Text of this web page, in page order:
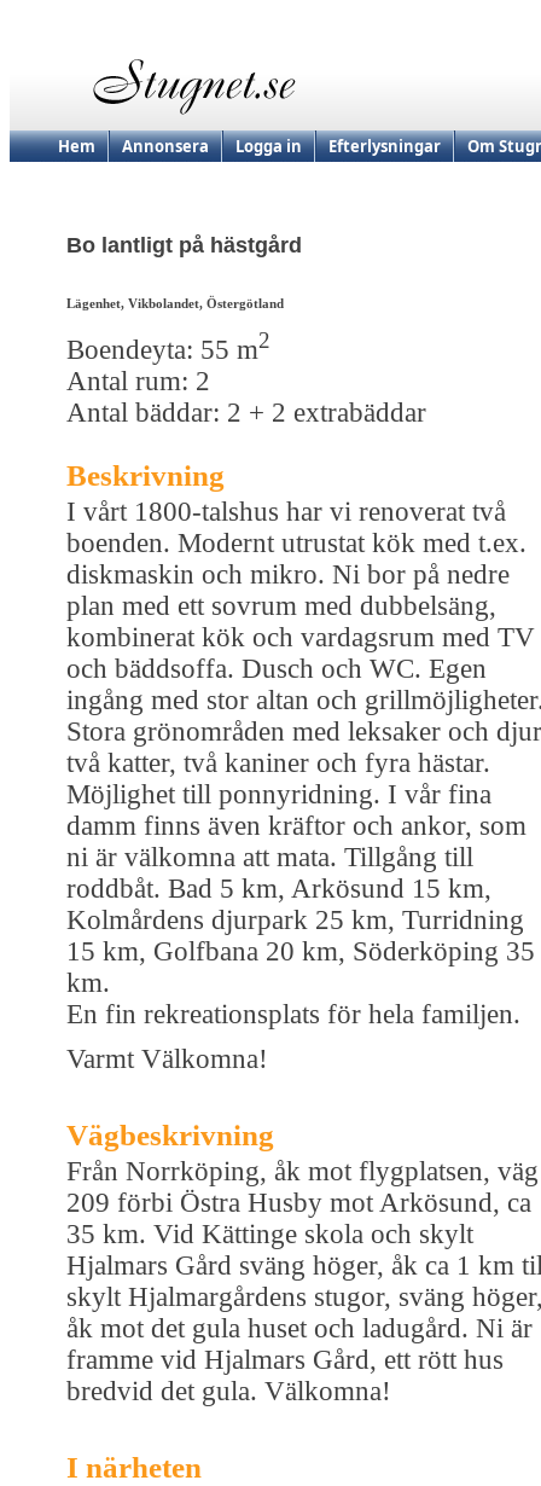
Hem Annonsera Logga in Efterlysningar Om
Bo lantligt på hästgård
Lägenhet, Vikbolandet, Östergötland
Boendeyta: 55 m2
Antal rum: 2
Antal bäddar: 2 + 2 extrabäddar
Beskrivning
I vårt 1800-talshus har vi renoverat två
boenden. Modernt utrustat kök med t.ex.
diskmaskin och mikro. Ni bor på nedre
plan med ett sovrum med dubbelsäng,
kombinerat kök och vardagsrum med TV
och bäddsoffa. Dusch och WC. Egen
ingång med stor altan och
Stora grönområden med leksaker och
två katter, två kaniner och fyra hästar.
Möjlighet till ponnyridning. I vår fina
damm finns även kräftor och ankor, som
ni är välkomna att mata. Tillgång till
roddbåt. Bad 5 km, Arkösund 15 km,
Kolmårdens djurpark 25 km, Turridning
15 km, Golfbana 20 km, Söderköping 35
km.
En fin rekreationsplats för hela familjen.
Varmt Välkomna!
Vägbeskrivning
Från Norrköping, åk mot flygplatsen, väg
209 förbi Östra Husby mot Arkösund, ca
35 km. Vid Kättinge skola och skylt
Hjalmars Gård sväng höger, åk ca 1 km
skylt Hjalmargårdens stugor, sväng
åk mot det gula huset och ladugård. Ni är
framme vid Hjalmars Gård, ett rött hus
bredvid det gula. Välkomna!
I närheten